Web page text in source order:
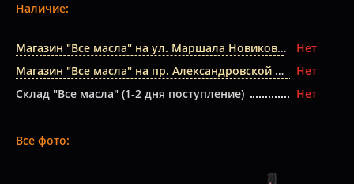
Наличие:
Магазин "Все масла" на ул. Маршала Новикова
Нет
Магазин "Все масла" на пр. Александровской Фермы
Нет
Склад "Все масла" (1-2 дня поступление)
Нет
Все фото: